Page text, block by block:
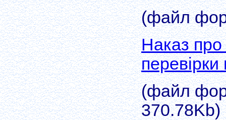
(файл
Наказ про
(файл
370.78Kb)